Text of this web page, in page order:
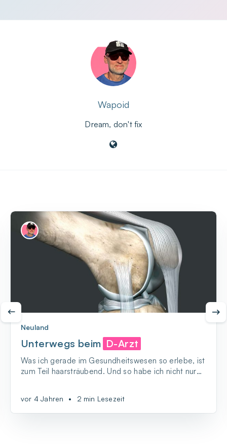
Wapoid
Dream, don't fix
Neuland
Unterwegs beim D-Arzt
Was ich gerade im Gesundheitswesen so erlebe, ist
zum Teil haarsträubend. Und so habe ich nicht nur
vor 4 Jahren • 2 min Lesezeit